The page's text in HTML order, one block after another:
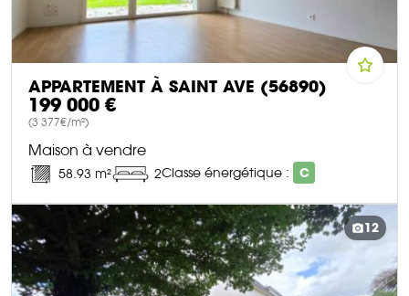
APPARTEMENT À SAINT AVE (56890)
199 000 €
(3 377€/m²)
Maison à vendre
58.93 m² 2Classe énergétique : C
DÉCOUVRIR CE BIEN
12